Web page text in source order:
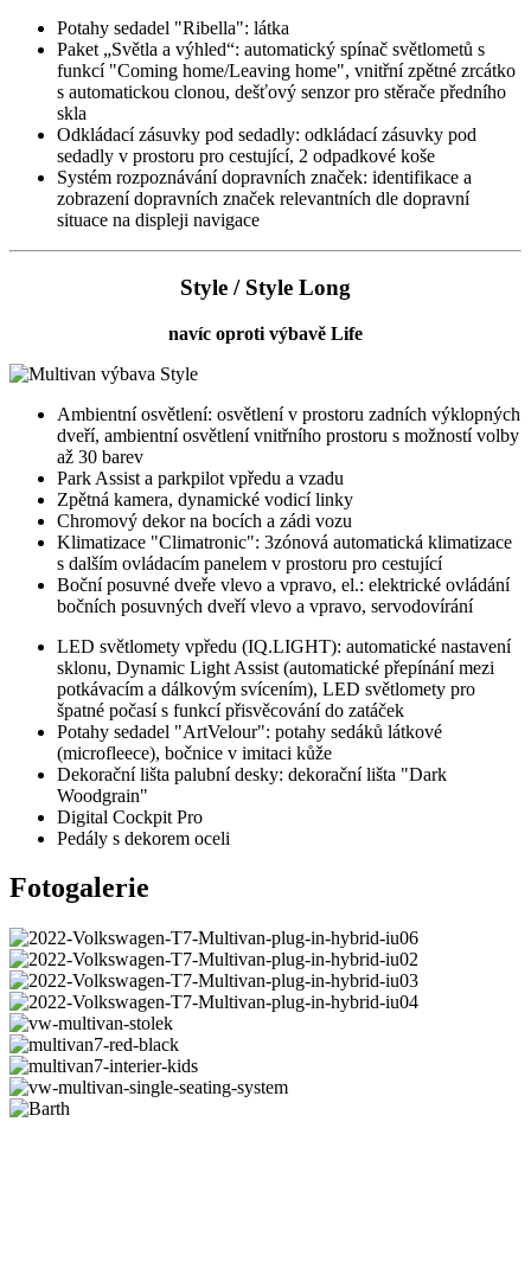
Potahy sedadel "Ribella": látka
Paket „Světla a výhled“: automatický spínač světlometů s
funkcí "Coming home/Leaving home", vnitřní zpětné zrcátko
s automatickou clonou, dešťový senzor pro stěrače předního
skla
Odkládací zásuvky pod sedadly: odkládací zásuvky pod
sedadly v prostoru pro cestující, 2 odpadkové koše
Systém rozpoznávání dopravních značek: identifikace a
zobrazení dopravních značek relevantních dle dopravní
situace na displeji navigace
Style / Style Long
navíc oproti výbavě Life
Ambientní osvětlení: osvětlení v prostoru zadních výklopných
dveří, ambientní osvětlení vnitřního prostoru s možností volby
až 30 barev
Park Assist a parkpilot vpředu a vzadu
Zpětná kamera, dynamické vodicí linky
Chromový dekor na bocích a zádi vozu
Klimatizace "Climatronic": 3zónová automatická klimatizace
s dalším ovládacím panelem v prostoru pro cestující
Boční posuvné dveře vlevo a vpravo, el.: elektrické ovládání
bočních posuvných dveří vlevo a vpravo, servodovírání
LED světlomety vpředu (IQ.LIGHT): automatické nastavení
sklonu, Dynamic Light Assist (automatické přepínání mezi
potkávacím a dálkovým svícením), LED světlomety pro
špatné počasí s funkcí přisvěcování do zatáček
Potahy sedadel "ArtVelour": potahy sedáků látkové
(microfleece), bočnice v imitaci kůže
Dekorační lišta palubní desky: dekorační lišta "Dark
Woodgrain"
Digital Cockpit Pro
Pedály s dekorem oceli
Fotogalerie